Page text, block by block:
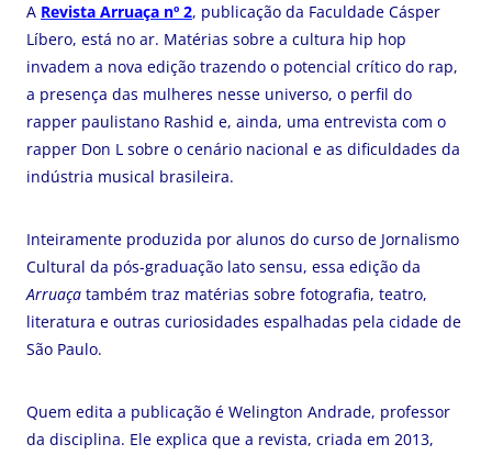
A Revista Arruaça nº 2, publicação da Faculdade Cásper
Líbero, está no ar. Matérias sobre a cultura hip hop
invadem a nova edição trazendo o potencial crítico do rap,
a presença das mulheres nesse universo, o perfil do
rapper paulistano Rashid e, ainda, uma entrevista com o
rapper Don L sobre o cenário nacional e as dificuldades da
indústria musical brasileira.
Inteiramente produzida por alunos do curso de Jornalismo
Cultural da pós-graduação lato sensu, essa edição da
Arruaça também traz matérias sobre fotografia, teatro,
literatura e outras curiosidades espalhadas pela cidade de
São Paulo.
Quem edita a publicação é Welington Andrade, professor
da disciplina. Ele explica que a revista, criada em 2013,